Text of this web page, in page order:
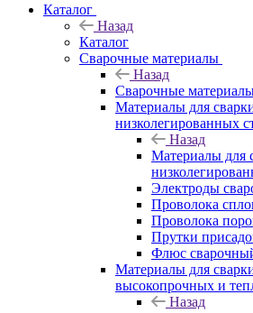
Каталог
Назад
Каталог
Сварочные материалы
Назад
Сварочные
Материалы для
низколегированных
Назад
Материалы для
Электроды
Проволока
Проволока
Прутки
Флюс
Материалы для
высокопрочных и
Назад